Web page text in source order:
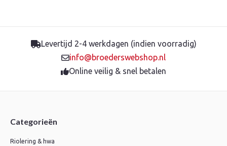
Levertijd 2-4 werkdagen (indien voorradig)
info@broederswebshop.nl
Online veilig & snel betalen
Categorieën
Riolering & hwa